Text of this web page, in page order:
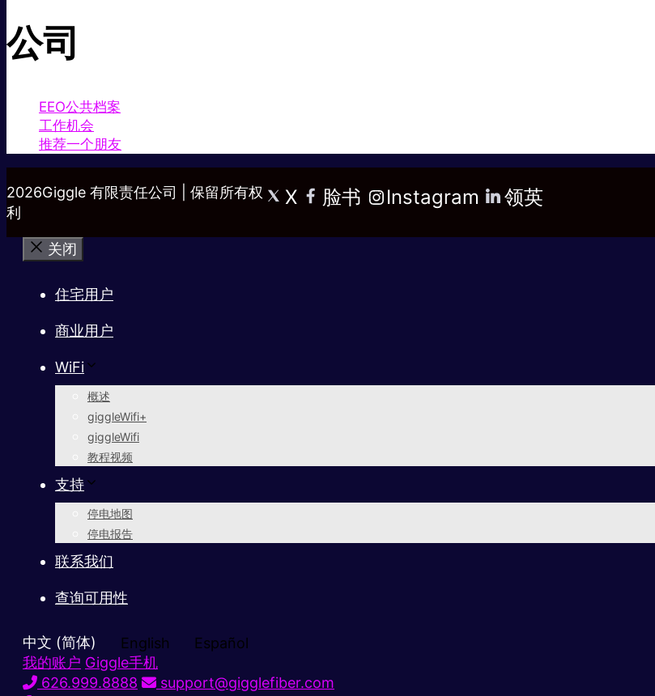
公司
EEO公共档案
工作机会
推荐一个朋友
2026Giggle 有限责任公司 | 保留所有权
利
X 脸书 Instagram 领英
关闭
住宅用户
商业用户
WiFi
概述
giggleWifi+
giggleWifi
教程视频
支持
停电地图
停电报告
联系我们
查询可用性
中文 (简体) English
Español
我的账户 Giggle手机
626.999.8888
support@gigglefiber.com